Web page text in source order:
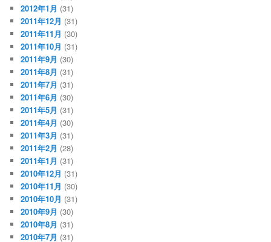
2012年1月 (31)
2011年12月 (31)
2011年11月 (30)
2011年10月 (31)
2011年9月 (30)
2011年8月 (31)
2011年7月 (31)
2011年6月 (30)
2011年5月 (31)
2011年4月 (30)
2011年3月 (31)
2011年2月 (28)
2011年1月 (31)
2010年12月 (31)
2010年11月 (30)
2010年10月 (31)
2010年9月 (30)
2010年8月 (31)
2010年7月 (31)